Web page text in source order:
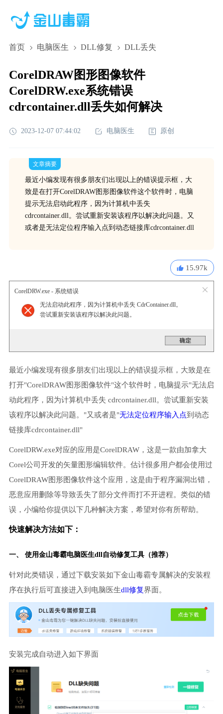
首页 电脑医生 DLL修复 DLL丢失
CorelDRAW图形图像软件
CorelDRW.exe系统错误
cdrcontainer.dll丢失如何解决
2023-12-07 07:44:02 电脑医生 原创
文章摘要
最近小编发现有很多朋友们出现以上的错误提示框，大
致是在打开CorelDRAW图形图像软件这个软件时，电脑
提示无法启动此程序，因为计算机中丢失
cdrcontainer.dll。尝试重新安装该程序以解决此问题。又
或者是无法定位程序输入点到动态链接库cdrcontainer.dll
15.97k
CorelDRW.exe - 系统错误
无法启动此程序，因为计算机中丢失 CdrContainer.dll。
尝试重新安装该程序以解决此问题。
最近小编发现有很多朋友们出现以上的错误提示框，大致是在
打开"CorelDRAW图形图像软件"这个软件时，电脑提示"无法启
动此程序，因为计算机中丢失 cdrcontainer.dll。尝试重新安装
该程序以解决此问题。"又或者是"无法定位程序输入点到动态
链接库cdrcontainer.dll"
CorelDRW.exe对应的应用是CorelDRAW，这是一款由加拿大
Corel公司开发的矢量图形编辑软件。估计很多用户都会使用过
CorelDRAW图形图像软件这个应用，这是由于程序漏洞出错，
恶意应用删除等导致丢失了部分文件而打不开进程。类似的错
误，小编给你提供以下几种解决方案，希望对你有所帮助。
快速解决方法如下：
一、 使用金山毒霸电脑医生dll自动修复工具（推荐）
针对此类错误，通过下载安装如下金山毒霸专属解决的安装程
序在执行后可直接进入到电脑医生dll修复界面。
安装完成自动进入如下界面